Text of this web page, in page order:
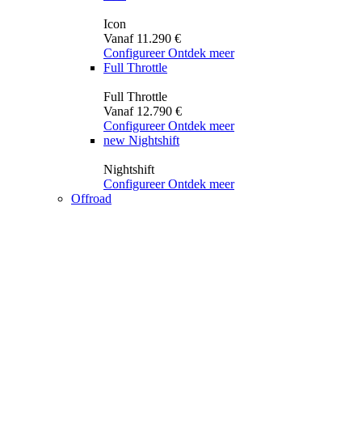
Icon
Vanaf 11.290 €
Configureer Ontdek meer
Full Throttle
Full Throttle
Vanaf 12.790 €
Configureer Ontdek meer
new Nightshift
Nightshift
Configureer Ontdek meer
Offroad